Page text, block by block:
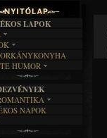
LAPOK
HUMOR
NAPOK